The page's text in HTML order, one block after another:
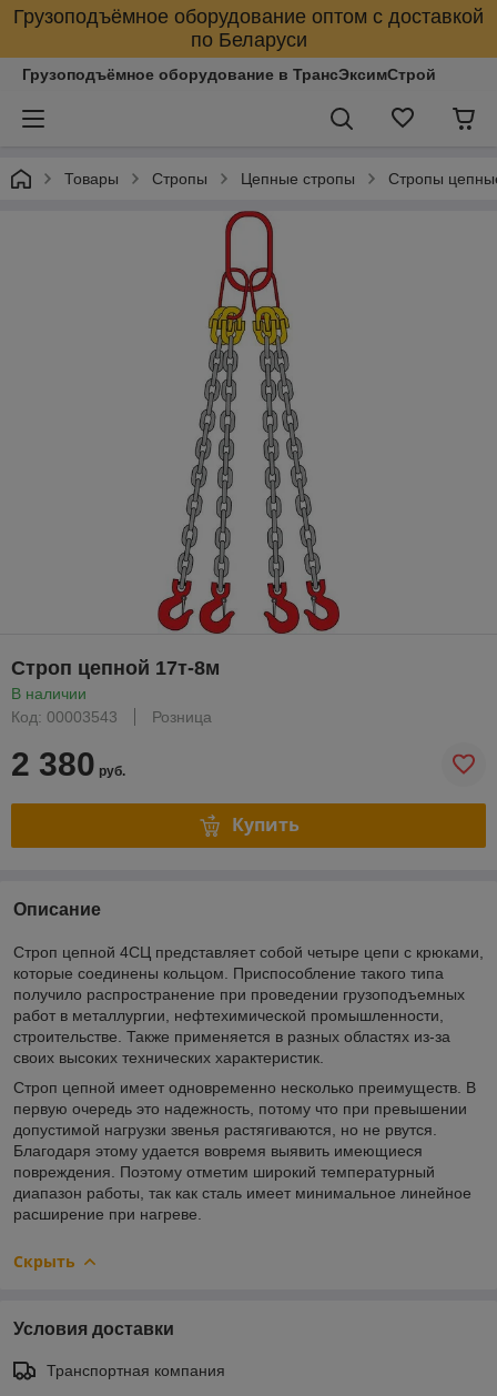
Грузоподъёмное оборудование оптом с доставкой
по Беларуси
Грузоподъёмное оборудование в ТрансЭксимСтрой
Товары Стропы Цепные стропы Стропы
Строп цепной 17т-8м
В наличии
Код: 00003543
Розница
2 380 руб.
Купить
Описание
Строп цепной 4СЦ представляет собой четыре цепи с крюками,
которые соединены кольцом. Приспособление такого типа
получило распространение при проведении грузоподъемных
работ в металлургии, нефтехимической промышленности,
строительстве. Также применяется в разных областях из-за
своих высоких технических характеристик.
Строп цепной имеет одновременно несколько преимуществ. В
первую очередь это надежность, потому что при превышении
допустимой нагрузки звенья растягиваются, но не рвутся.
Благодаря этому удается вовремя выявить имеющиеся
повреждения. Поэтому отметим широкий температурный
диапазон работы, так как сталь имеет минимальное линейное
расширение при нагреве.
Скрыть
Условия доставки
Транспортная компания